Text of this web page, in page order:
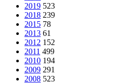
2019 523
2018 239
2015 78
2013 61
2012 152
2011 499
2010 194
2009 291
2008 523